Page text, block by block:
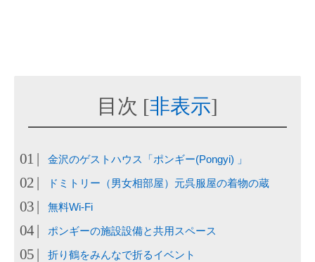
目次 [非表示]
金沢のゲストハウス「ポンギー(Pongyi) 」
ドミトリー（男女相部屋）元呉服屋の着物の蔵
無料Wi-Fi
ポンギーの施設設備と共用スペース
折り鶴をみんなで折るイベント